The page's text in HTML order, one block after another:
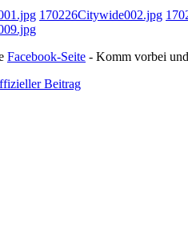
170226Citywide002.jpg
Facebook-Seite - Komm vorbei
Beitrag